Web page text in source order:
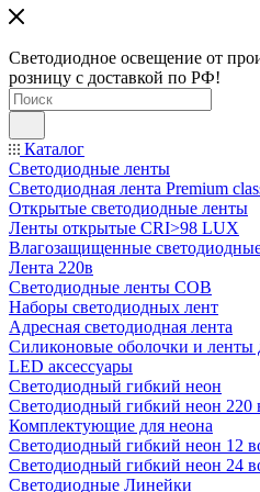
Светодиодное освещение от
розницу с доставкой по РФ!
Каталог
Светодиодные ленты
Светодиодная лента Premium
Открытые светодиодные ленты
Ленты открытые CRI>98 LUX
Влагозащищенные
Лента 220в
Светодиодные ленты COB
Наборы светодиодных лент
Адресная светодиодная лента
Силиконовые оболочки и ленты
LED аксессуары
Светодиодный гибкий неон
Светодиодный гибкий неон 220
Комплектующие для неона
Светодиодный гибкий неон 12
Светодиодный гибкий неон 24
Светодиодные Линейки